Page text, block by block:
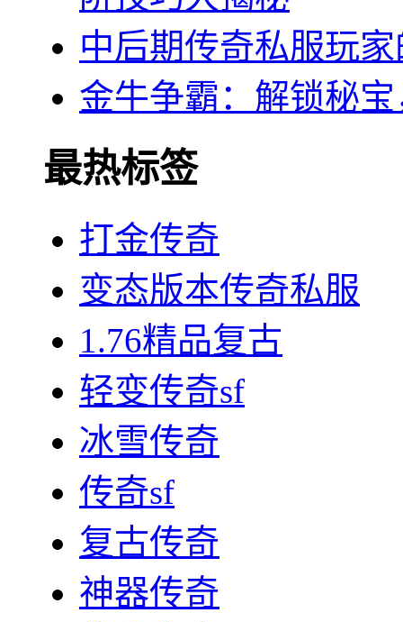
中后期传奇私服玩
金牛争霸：解锁秘
最热标签
打金传奇
变态版本传奇私服
1.76精品复古
轻变传奇sf
冰雪传奇
传奇sf
复古传奇
神器传奇